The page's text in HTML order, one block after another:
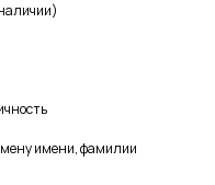
имени, фамилии